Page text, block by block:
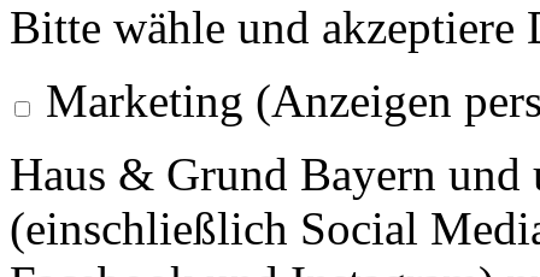
Bitte wähle und
Marketing (Anzeigen
Haus & Grund Bayern und
(einschließlich Social